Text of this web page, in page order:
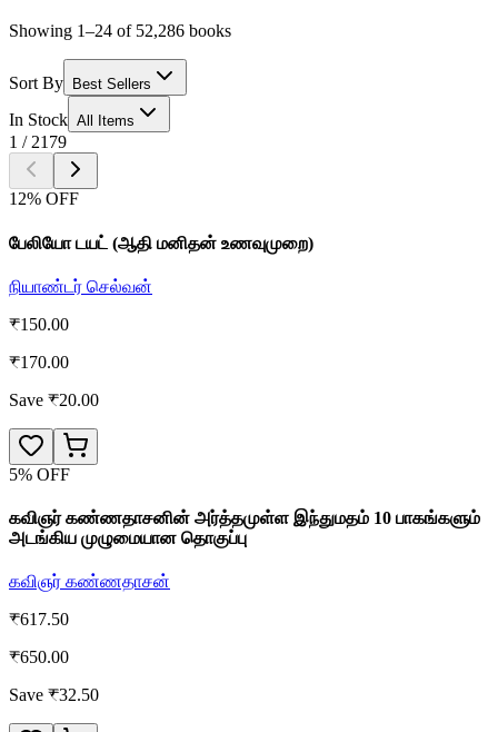
Showing 1–24 of 52,286 books
Sort By Best Sellers
In Stock All Items
1 / 2179
12% OFF
பேலியோ டயட் (ஆதி மனிதன் உணவுமுறை)
நியாண்டர் செல்வன்
₹150.00
₹170.00
Save ₹20.00
5% OFF
கவிஞர் கண்ணதாசனின் அர்த்தமுள்ள இந்துமதம் 10 பாகங்களும்
அடங்கிய முழுமையான தொகுப்பு
கவிஞர் கண்ணதாசன்
₹617.50
₹650.00
Save ₹32.50